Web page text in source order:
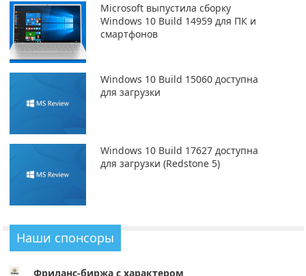
Microsoft выпустила сборку
Windows 10 Build 14959 для ПК и
смартфонов
Windows 10 Build 15060 доступна
для загрузки
Windows 10 Build 17627 доступна
для загрузки (Redstone 5)
Наши спонсоры
Фриланс-биржа с характером